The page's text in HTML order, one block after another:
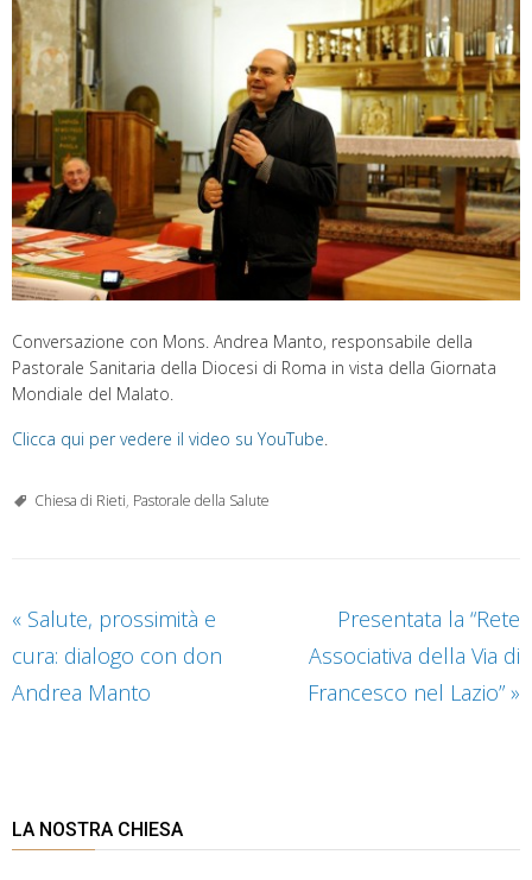
Conversazione con Mons. Andrea Manto, responsabile della
Pastorale Sanitaria della Diocesi di Roma in vista della Giornata
Mondiale del Malato.
Clicca qui per vedere il video su YouTube.
Chiesa di Rieti, Pastorale della Salute
« Salute, prossimità e
cura: dialogo con don
Andrea Manto
Presentata la “Rete
Associativa della Via di
Francesco nel Lazio” »
LA NOSTRA CHIESA